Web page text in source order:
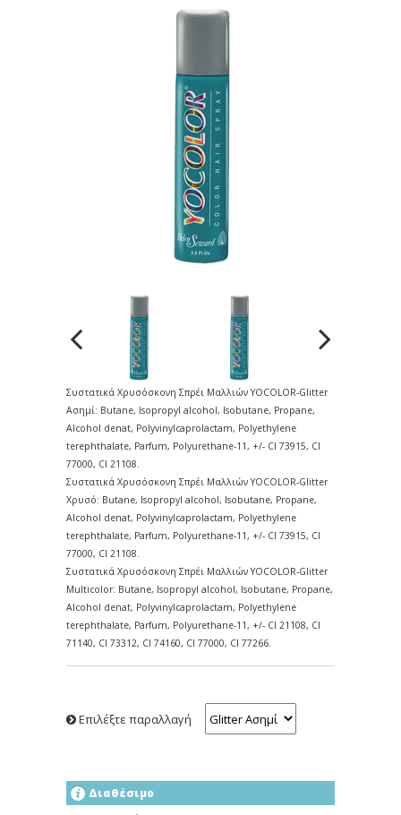
Συστατικά Χρυσόσκονη Σπρέι Μαλλιών YOCOLOR-Glitter
Ασημί: Butane, Isopropyl alcohol, Isobutane, Propane,
Alcohol denat, Polyvinylcaprolactam, Polyethylene
terephthalate, Parfum, Polyurethane-11, +/- Cl 73915, CI
77000, CI 21108.
Συστατικά Χρυσόσκονη Σπρέι Μαλλιών YOCOLOR-Glitter
Χρυσό: Butane, Isopropyl alcohol, Isobutane, Propane,
Alcohol denat, Polyvinylcaprolactam, Polyethylene
terephthalate, Parfum, Polyurethane-11, +/- Cl 73915, CI
77000, CI 21108.
Συστατικά Χρυσόσκονη Σπρέι Μαλλιών YOCOLOR-Glitter
Multicolor: Butane, Isopropyl alcohol, Isobutane, Propane,
Alcohol denat, Polyvinylcaprolactam, Polyethylene
terephthalate, Parfum, Polyurethane-11, +/- Cl 21108, CI
71140, CI 73312, CI 74160, CI 77000, CI 77266.
Επιλέξτε παραλλαγή
Διαθέσιμο